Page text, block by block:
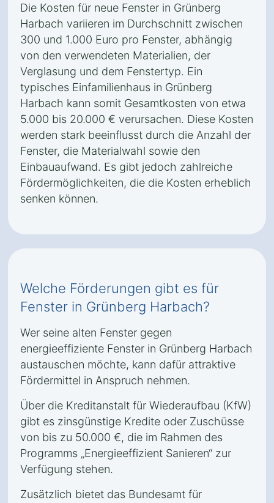
Die Kosten für neue Fenster in Grünberg
Harbach variieren im Durchschnitt zwischen
300 und 1.000 Euro pro Fenster, abhängig
von den verwendeten Materialien, der
Verglasung und dem Fenstertyp. Ein
typisches Einfamilienhaus in Grünberg
Harbach kann somit Gesamtkosten von etwa
5.000 bis 20.000 € verursachen. Diese Kosten
werden stark beeinflusst durch die Anzahl der
Fenster, die Materialwahl sowie den
Einbauaufwand. Es gibt jedoch zahlreiche
Fördermöglichkeiten, die die Kosten erheblich
senken können.
Welche Förderungen gibt es für
Fenster in Grünberg Harbach?
Wer seine alten Fenster gegen
energieeffiziente Fenster in Grünberg Harbach
austauschen möchte, kann dafür attraktive
Fördermittel in Anspruch nehmen.
Über die Kreditanstalt für Wiederaufbau (KfW)
gibt es zinsgünstige Kredite oder Zuschüsse
von bis zu 50.000 €, die im Rahmen des
Programms „Energieeffizient Sanieren“ zur
Verfügung stehen.
Zusätzlich bietet das Bundesamt für